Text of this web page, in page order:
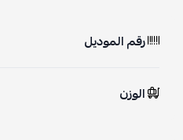
رقم الموديل
الوزن